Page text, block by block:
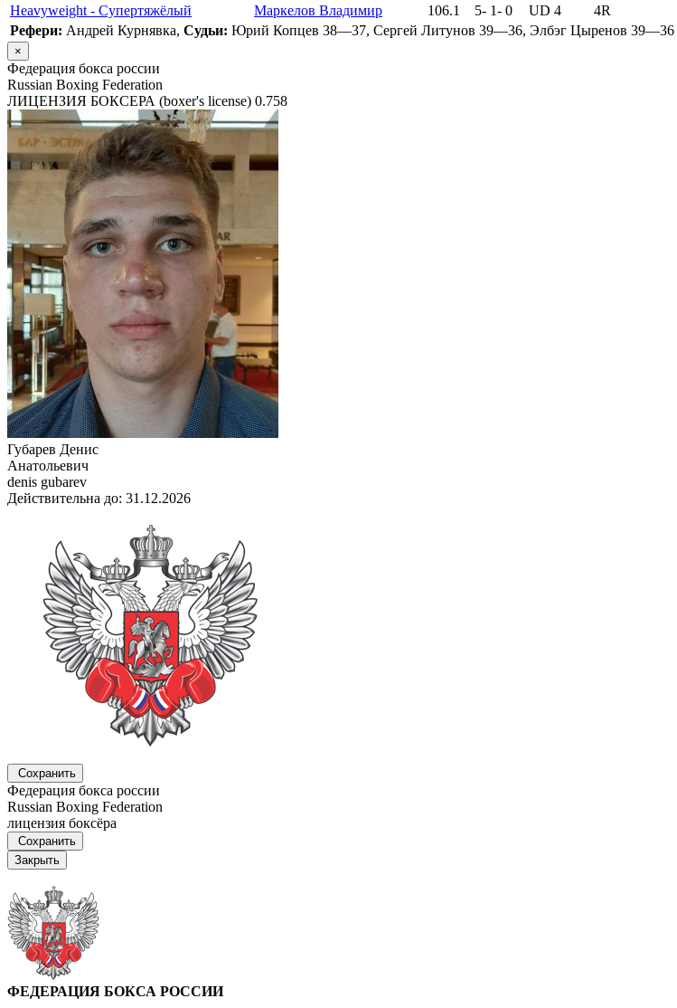
Heavyweight - Супертяжёлый
Маркелов Владимир 106.1 5- 1- 0 UD 4 4R
Рефери: Андрей Курнявка, Судьи: Юрий Копцев 38—37, Сергей Литунов 39—36, Элбэг Цыренов 39—36
×
Федерация бокса россии
Russian Boxing Federation
ЛИЦЕНЗИЯ БОКСЕРА (boxer's license) 0.758
Губарев Денис
Анатольевич
denis gubarev
Действительна до: 31.12.2026
Сохранить
Федерация бокса россии
Russian Boxing Federation
лицензия боксёра
Сохранить
Закрыть
ФЕДЕРАЦИЯ БОКСА РОССИИ